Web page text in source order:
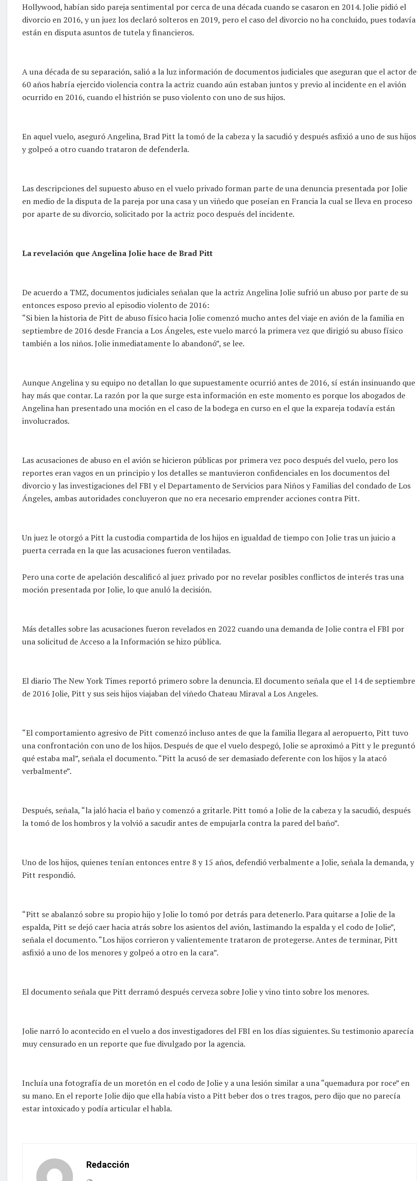
Hollywood, habían sido pareja sentimental por cerca de una década cuando se casaron en 2014. Jolie pidió el
divorcio en 2016, y un juez los declaró solteros en 2019, pero el caso del divorcio no ha concluido, pues todavía
están en disputa asuntos de tutela y financieros.
A una década de su separación, salió a la luz información de documentos judiciales que aseguran que el actor de
60 años habría ejercido violencia contra la actriz cuando aún estaban juntos y previo al incidente en el avión
ocurrido en 2016, cuando el histrión se puso violento con uno de sus hijos.
En aquel vuelo, aseguró Angelina, Brad Pitt la tomó de la cabeza y la sacudió y después asfixió a uno de sus hijos
y golpeó a otro cuando trataron de defenderla.
Las descripciones del supuesto abuso en el vuelo privado forman parte de una denuncia presentada por Jolie
en medio de la disputa de la pareja por una casa y un viñedo que poseían en Francia la cual se lleva en proceso
por aparte de su divorcio, solicitado por la actriz poco después del incidente.
La revelación que Angelina Jolie hace de Brad Pitt
De acuerdo a TMZ, documentos judiciales señalan que la actriz Angelina Jolie sufrió un abuso por parte de su
entonces esposo previo al episodio violento de 2016:
“Si bien la historia de Pitt de abuso físico hacia Jolie comenzó mucho antes del viaje en avión de la familia en
septiembre de 2016 desde Francia a Los Ángeles, este vuelo marcó la primera vez que dirigió su abuso físico
también a los niños. Jolie inmediatamente lo abandonó”, se lee.
Aunque Angelina y su equipo no detallan lo que supuestamente ocurrió antes de 2016, sí están insinuando que
hay más que contar. La razón por la que surge esta información en este momento es porque los abogados de
Angelina han presentado una moción en el caso de la bodega en curso en el que la expareja todavía están
involucrados.
Las acusaciones de abuso en el avión se hicieron públicas por primera vez poco después del vuelo, pero los
reportes eran vagos en un principio y los detalles se mantuvieron confidenciales en los documentos del
divorcio y las investigaciones del FBI y el Departamento de Servicios para Niños y Familias del condado de Los
Ángeles, ambas autoridades concluyeron que no era necesario emprender acciones contra Pitt.
Un juez le otorgó a Pitt la custodia compartida de los hijos en igualdad de tiempo con Jolie tras un juicio a
puerta cerrada en la que las acusaciones fueron ventiladas.
Pero una corte de apelación descalificó al juez privado por no revelar posibles conflictos de interés tras una
moción presentada por Jolie, lo que anuló la decisión.
Más detalles sobre las acusaciones fueron revelados en 2022 cuando una demanda de Jolie contra el FBI por
una solicitud de Acceso a la Información se hizo pública.
El diario The New York Times reportó primero sobre la denuncia. El documento señala que el 14 de septiembre
de 2016 Jolie, Pitt y sus seis hijos viajaban del viñedo Chateau Miraval a Los Angeles.
“El comportamiento agresivo de Pitt comenzó incluso antes de que la familia llegara al aeropuerto, Pitt tuvo
una confrontación con uno de los hijos. Después de que el vuelo despegó, Jolie se aproximó a Pitt y le preguntó
qué estaba mal”, señala el documento. “Pitt la acusó de ser demasiado deferente con los hijos y la atacó
verbalmente”.
Después, señala, “la jaló hacia el baño y comenzó a gritarle. Pitt tomó a Jolie de la cabeza y la sacudió, después
la tomó de los hombros y la volvió a sacudir antes de empujarla contra la pared del baño”.
Uno de los hijos, quienes tenían entonces entre 8 y 15 años, defendió verbalmente a Jolie, señala la demanda, y
Pitt respondió.
“Pitt se abalanzó sobre su propio hijo y Jolie lo tomó por detrás para detenerlo. Para quitarse a Jolie de la
espalda, Pitt se dejó caer hacia atrás sobre los asientos del avión, lastimando la espalda y el codo de Jolie”,
señala el documento. “Los hijos corrieron y valientemente trataron de protegerse. Antes de terminar, Pitt
asfixió a uno de los menores y golpeó a otro en la cara”.
El documento señala que Pitt derramó después cerveza sobre Jolie y vino tinto sobre los menores.
Jolie narró lo acontecido en el vuelo a dos investigadores del FBI en los días siguientes. Su testimonio aparecía
muy censurado en un reporte que fue divulgado por la agencia.
Incluía una fotografía de un moretón en el codo de Jolie y a una lesión similar a una “quemadura por roce” en
su mano. En el reporte Jolie dijo que ella había visto a Pitt beber dos o tres tragos, pero dijo que no parecía
estar intoxicado y podía articular el habla.
Redacción